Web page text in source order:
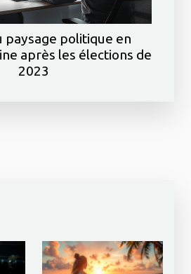
paysage politique en
après les élections de
2023